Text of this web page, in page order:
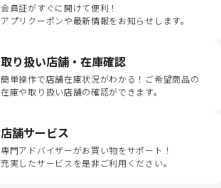
会員証がすぐに開けて便利！
アプリクーポンや最新情報をお知らせします。
取り扱い店舗・在庫確認
簡単操作で店舗在庫状況がわかる！ご希望商品の
在庫や取り扱い店舗の確認ができます。
店舗サービス
専門アドバイザーがお買い物をサポート！
充実したサービスを是非ご利用ください。